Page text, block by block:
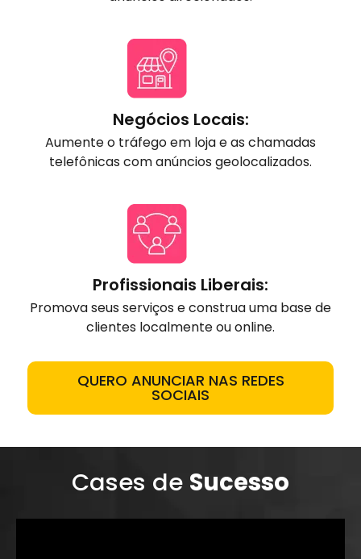
Negócios Locais:
Aumente o tráfego em loja e as chamadas
telefônicas com anúncios geolocalizados.
Profissionais Liberais:
Promova seus serviços e construa uma base de
clientes localmente ou online.
QUERO ANUNCIAR NAS REDES
SOCIAIS
Cases de Sucesso